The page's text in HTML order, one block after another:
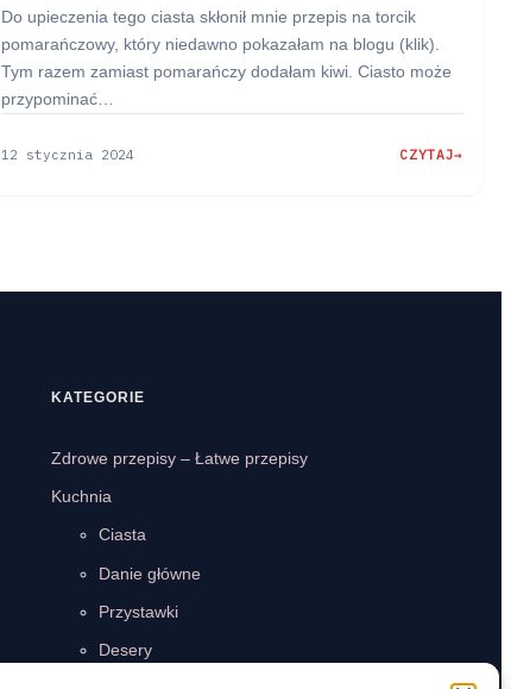
Do upieczenia tego ciasta skłonił mnie przepis na torcik
pomarańczowy, który niedawno pokazałam na blogu (klik).
Tym razem zamiast pomarańczy dodałam kiwi. Ciasto może
przypominać…
12 stycznia 2024 CZYTAJ
:
KATEGORIE
Zdrowe przepisy – Łatwe przepisy
Kuchnia
Ciasta
Danie główne
Przystawki
Desery